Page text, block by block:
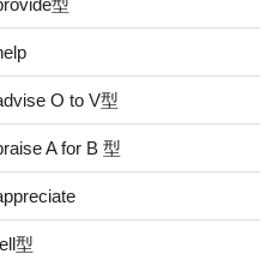
O to V型
A for B 型
型